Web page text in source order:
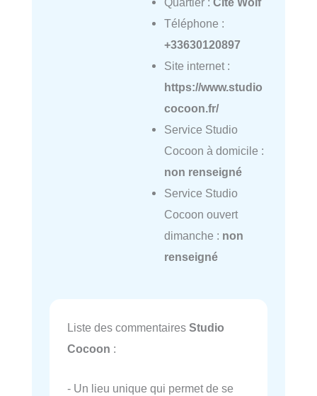
Téléphone :
+33630120897
Site internet :
https://www.studio
cocoon.fr/
Service Studio
Cocoon à domicile :
non renseigné
Service Studio
Cocoon ouvert
dimanche : non
renseigné
Liste des commentaires Studio
Cocoon :
- Un lieu unique qui permet de se